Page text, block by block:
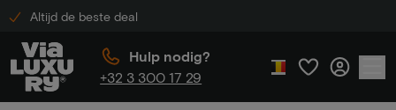
Altijd de beste deal
Hulp nodig?
+32 3 300 17 29